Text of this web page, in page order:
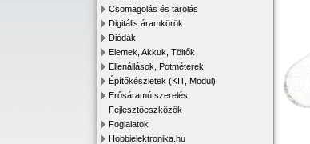
Csomagolás és tárolás
Digitális áramkörök
Diódák
Elemek, Akkuk, Töltők
Ellenállások, Potméterek
Építőkészletek (KIT, Modul)
Erősáramú szerelés
Fejlesztőeszközök
Foglalatok
Hobbielektronika.hu